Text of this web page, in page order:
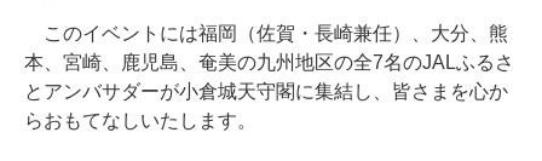
このイベントには福岡（佐賀・長崎兼任）、大分、熊
本、宮崎、鹿児島、奄美の九州地区の全7名のJALふるさ
とアンバサダーが小倉城天守閣に集結し、皆さまを心か
らおもてなしいたします。